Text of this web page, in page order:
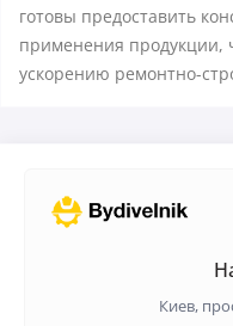
готовы предоставить
применения продукции,
ускорению ремонтно-
Киев,